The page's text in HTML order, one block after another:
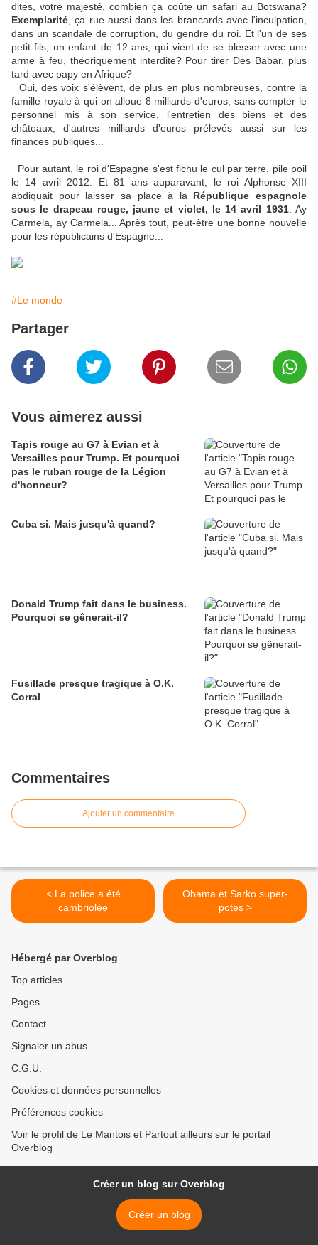
dites, votre majesté, combien ça coûte un safari au Botswana?
Exemplarité , ça rue aussi dans les brancards avec l'inculpation,
dans un scandale de corruption, du gendre du roi. Et l'un de ses
petit-fils, un enfant de 12 ans, qui vient de se blesser avec une
arme à feu, théoriquement interdite? Pour tirer Des Babar, plus
tard avec papy en Afrique?
Oui, des voix s'élèvent, de plus en plus nombreuses, contre la
famille royale à qui on alloue 8 milliards d'euros, sans compter le
personnel mis à son service, l'entretien des biens et des
châteaux, d'autres milliards d'euros prélevés aussi sur les
finances publiques...
Pour autant, le roi d'Espagne s'est fichu le cul par terre, pile poil
le 14 avril 2012. Et 81 ans auparavant, le roi Alphonse XIII
abdiquait pour laisser sa place à la République espagnole
sous le drapeau rouge, jaune et violet, le 14 avril 1931. Ay
Carmela, ay Carmela... Après tout, peut-être une bonne nouvelle
pour les républicains d'Espagne...
#Le monde
Partager
Vous aimerez aussi
Tapis rouge au G7 à Evian et à
Versailles pour Trump. Et pourquoi
pas le ruban rouge de la Légion
d'honneur?
Cuba si. Mais jusqu'à quand?
Donald Trump fait dans le business.
Pourquoi se gênerait-il?
Fusillade presque tragique à O.K.
Corral
Commentaires
Ajouter un commentaire
< La police a été
cambriolée
Obama et Sarko super-
potes >
Hébergé par Overblog
Top articles
Pages
Contact
Signaler un abus
C.G.U.
Cookies et données personnelles
Préférences cookies
Voir le profil de Le Mantois et Partout ailleurs sur le portail
Overblog
Créer un blog sur Overblog
Créer un blog